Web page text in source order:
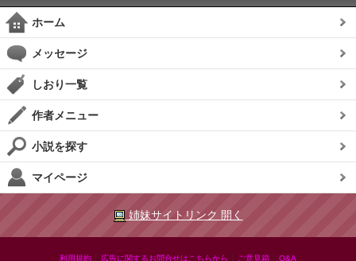
ホーム
メッセージ
しおり一覧
作者メニュー
小説を探す
マイページ
姉妹サイトリンク 開く
利用規約 広告に関するお問合せはこちらから ご意見箱 Q&A